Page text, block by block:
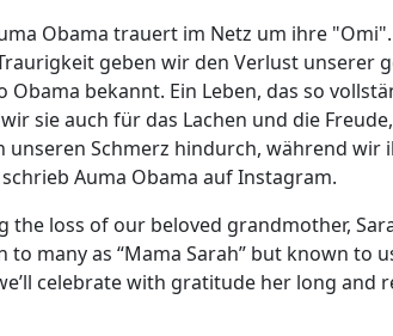
Obama trauert im Netz um ihre "Omi".
geben wir den Verlust unserer
Obama bekannt. Ein Leben, das so
sie auch für das Lachen und die
unseren Schmerz hindurch, während wir
Auma Obama auf Instagram.
the loss of our beloved grandmother,
many as “Mama Sarah” but known to
celebrate with gratitude her long and